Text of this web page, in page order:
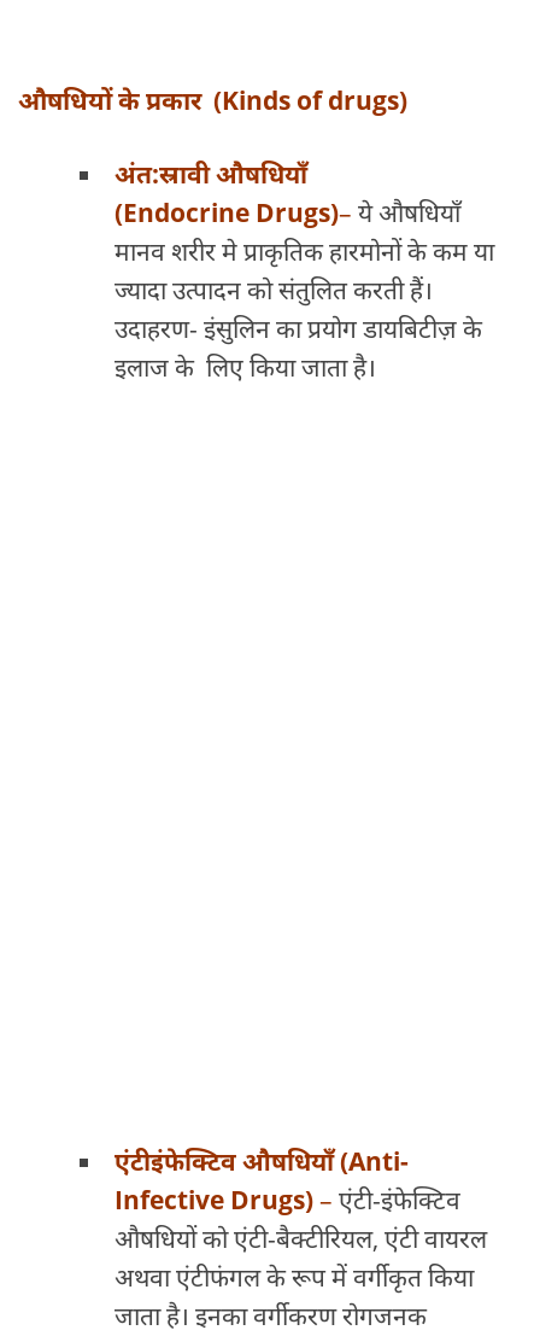
औषधियों के प्रकार (Kinds of drugs)
अंत:स्रावी औषधियाँ
(Endocrine Drugs)– ये औषधियाँ
मानव शरीर मे प्राकृतिक हारमोनों के कम या
ज्यादा उत्पादन को संतुलित करती हैं।
उदाहरण- इंसुलिन का प्रयोग डायबिटीज़ के
इलाज के लिए किया जाता है।
एंटीइंफेक्टिव औषधियाँ (Anti-
Infective Drugs)– एंटी-इंफेक्टिव
औषधियों को एंटी-बैक्टीरियल, एंटी वायरल
अथवा एंटीफंगल के रूप में वर्गीकृत किया
जाता है। इनका वर्गीकरण रोगजनक